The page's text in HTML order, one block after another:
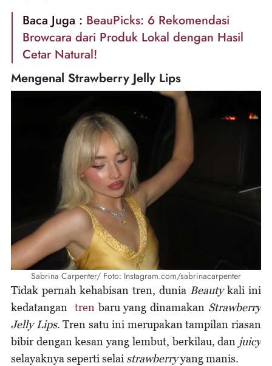
Baca Juga : BeauPicks: 6 Rekomendasi
Browcara dari Produk Lokal dengan Hasil
Cetar Natural!
Mengenal Strawberry Jelly Lips
Sabrina Carpenter/ Foto: Instagram.com/sabrinacarpenter
Tidak pernah kehabisan tren, dunia Beautykali ini
kedatangan trenbaru yang dinamakan Strawberry
Jelly Lips. Tren satu ini merupakan tampilan riasan
bibir dengan kesan yang lembut, berkilau, dan juicy
selayaknya seperti selaistrawberryyang manis.